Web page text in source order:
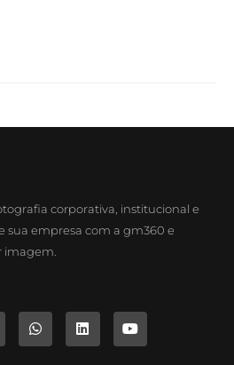
corporativa, institucional e
sua empresa com a gm360 e
imagem.